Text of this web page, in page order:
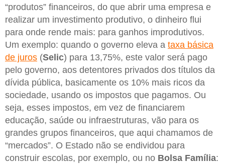
“produtos” financeiros, do que abrir uma empresa e
realizar um investimento produtivo, o dinheiro flui
para onde rende mais: para ganhos improdutivos.
Um exemplo: quando o governo eleva a taxa básica
de juros (Selic) para 13,75%, este valor será pago
pelo governo, aos detentores privados dos títulos da
dívida pública, basicamente os 10% mais ricos da
sociedade, usando os impostos que pagamos. Ou
seja, esses impostos, em vez de financiarem
educação, saúde ou infraestruturas, vão para os
grandes grupos financeiros, que aqui chamamos de
“mercados”. O Estado não se endividou para
construir escolas, por exemplo, ou no Bolsa Família: